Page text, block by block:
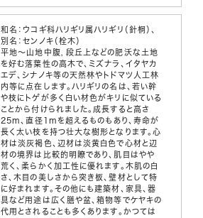
和名：ウコギ科ハリギリ属ハリギリ（針桐）、
別名：センノキ（栓木）
平地～山地中腹，段丘上などの肥沃な土地
を好む落葉性の高木で、ミズナラ、イタヤカ
エデ、シナノキ等の天然林やトドマツ人工林
内等に点在します。ハリギリの名は、若い幹
や枝にトゲが多く白い材色がキリに似ている
ことから付けられました。成長すると高さ
25m、直径1mを超えるものもあり、寿命が
長く太い枝を持つ壮大な樹形となります。心
材は淡灰褐色、辺材は淡黄白色で心材と辺
材の境界は比較的明瞭であり、肌目はやや
荒く、柔らかく加工性に優れます。木肌の白
さ、木目の美しさから突き板、壁材として特
に好まれます。その他にも建築材、家具、器
具など用途は広く膳や盆、箱物等でケヤキの
代用とされることも多くあります。かつては